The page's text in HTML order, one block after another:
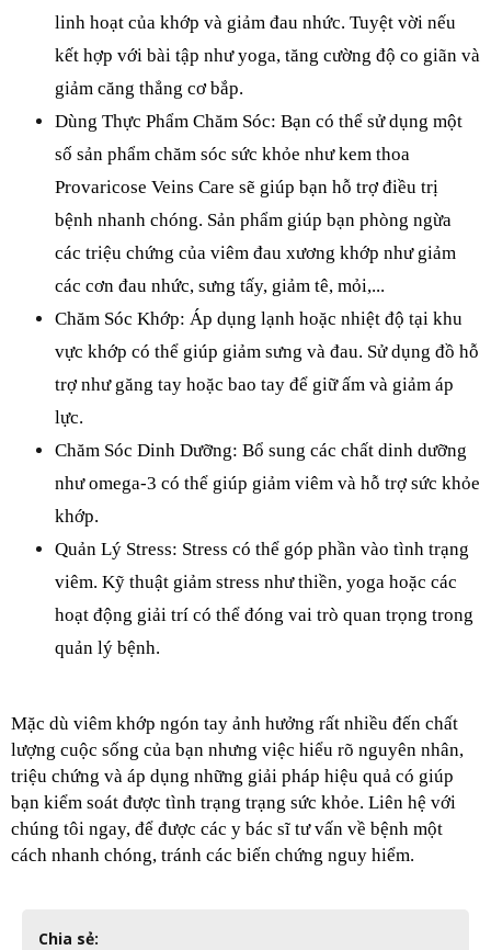
linh hoạt của khớp và giảm đau nhức. Tuyệt vời nếu
kết hợp với bài tập như yoga, tăng cường độ co giãn và
giảm căng thẳng cơ bắp.
Dùng Thực Phẩm Chăm Sóc: Bạn có thể sử dụng một
số sản phẩm chăm sóc sức khỏe như kem thoa
Provaricose Veins Care sẽ giúp bạn hỗ trợ điều trị
bệnh nhanh chóng. Sản phẩm giúp bạn phòng ngừa
các triệu chứng của viêm đau xương khớp như giảm
các cơn đau nhức, sưng tấy, giảm tê, mỏi,...
Chăm Sóc Khớp: Áp dụng lạnh hoặc nhiệt độ tại khu
vực khớp có thể giúp giảm sưng và đau. Sử dụng đồ hỗ
trợ như găng tay hoặc bao tay để giữ ấm và giảm áp
lực.
Chăm Sóc Dinh Dưỡng: Bổ sung các chất dinh dưỡng
như omega-3 có thể giúp giảm viêm và hỗ trợ sức khỏe
khớp.
Quản Lý Stress: Stress có thể góp phần vào tình trạng
viêm. Kỹ thuật giảm stress như thiền, yoga hoặc các
hoạt động giải trí có thể đóng vai trò quan trọng trong
quản lý bệnh.
Mặc dù viêm khớp ngón tay ảnh hưởng rất nhiều đến chất
lượng cuộc sống của bạn nhưng việc hiểu rõ nguyên nhân,
triệu chứng và áp dụng những giải pháp hiệu quả có giúp
bạn kiểm soát được tình trạng trạng sức khỏe. Liên hệ với
chúng tôi ngay, để được các y bác sĩ tư vấn về bệnh một
cách nhanh chóng, tránh các biến chứng nguy hiểm.
Chia sẻ: